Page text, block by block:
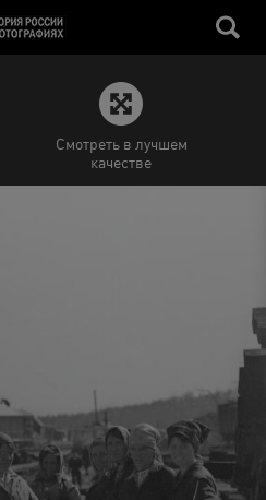
Смотреть в лучшем
качестве